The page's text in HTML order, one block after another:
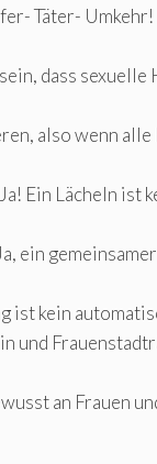
Täter-
dass sexuelle
also wenn
Ein Lächeln ist
ein
ist kein
und
an Frauen